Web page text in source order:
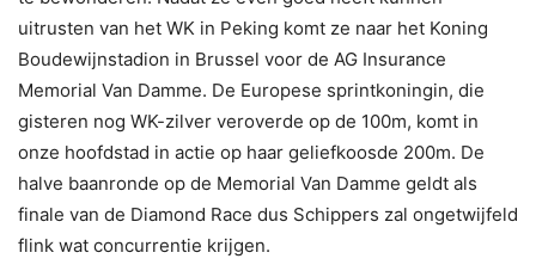
uitrusten van het WK in Peking komt ze naar het Koning
Boudewijnstadion in Brussel voor de AG Insurance
Memorial Van Damme. De Europese sprintkoningin, die
gisteren nog WK-zilver veroverde op de 100m, komt in
onze hoofdstad in actie op haar geliefkoosde 200m. De
halve baanronde op de Memorial Van Damme geldt als
finale van de Diamond Race dus Schippers zal ongetwijfeld
flink wat concurrentie krijgen.